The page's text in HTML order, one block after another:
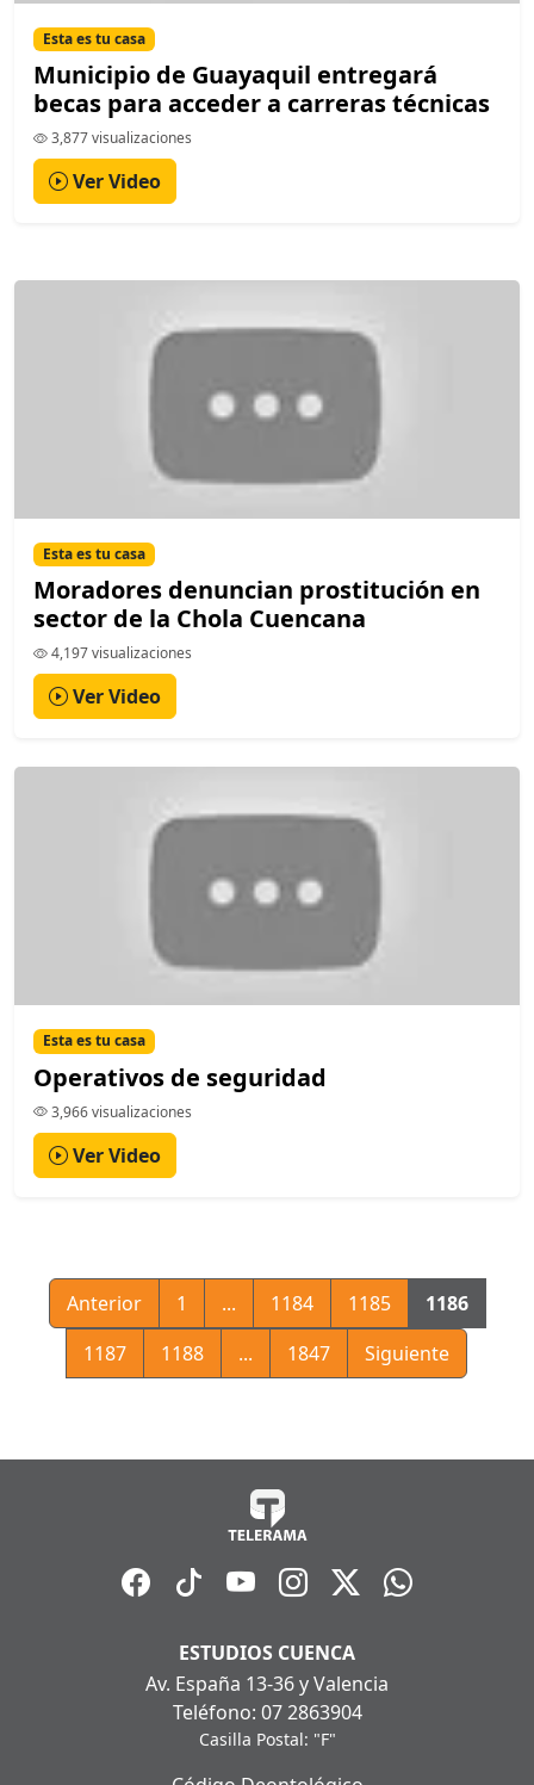
Esta es tu casa
Municipio de Guayaquil entregará
becas para acceder a carreras técnicas
3,877 visualizaciones
Ver Video
Esta es tu casa
Moradores denuncian prostitución en
sector de la Chola Cuencana
4,197 visualizaciones
Ver Video
Esta es tu casa
Operativos de seguridad
3,966 visualizaciones
Ver Video
Anterior 1 ... 1184 1185
1186
1187
1188 ... 1847 Siguiente
ESTUDIOS CUENCA
Av. España 13-36 y Valencia
Teléfono: 07 2863904
Casilla Postal: "F"